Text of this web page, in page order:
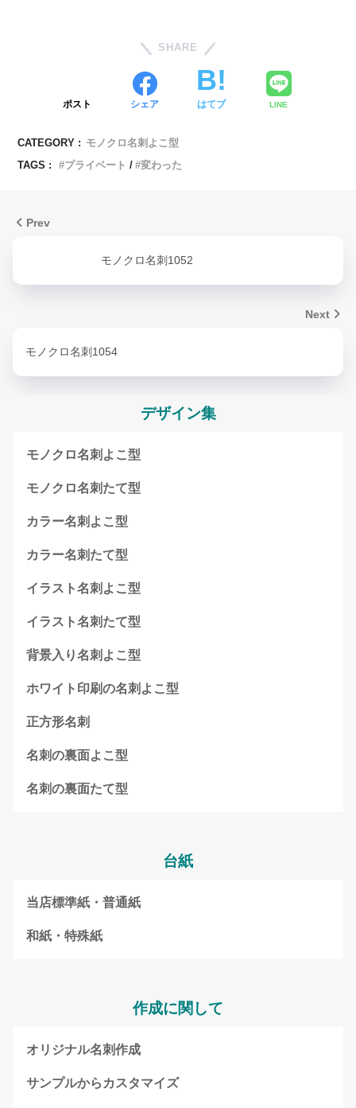
SHARE
ポスト シェア はてブ LINE
CATEGORY : モノクロ名刺よこ型
TAGS :
プライベート 変わった
Prev
モノクロ名刺1052
Next
モノクロ名刺1054
デザイン集
モノクロ名刺よこ型
モノクロ名刺たて型
カラー名刺よこ型
カラー名刺たて型
イラスト名刺よこ型
イラスト名刺たて型
背景入り名刺よこ型
ホワイト印刷の名刺よこ型
正方形名刺
名刺の裏面よこ型
名刺の裏面たて型
台紙
当店標準紙・普通紙
和紙・特殊紙
作成に関して
オリジナル名刺作成
サンプルからカスタマイズ